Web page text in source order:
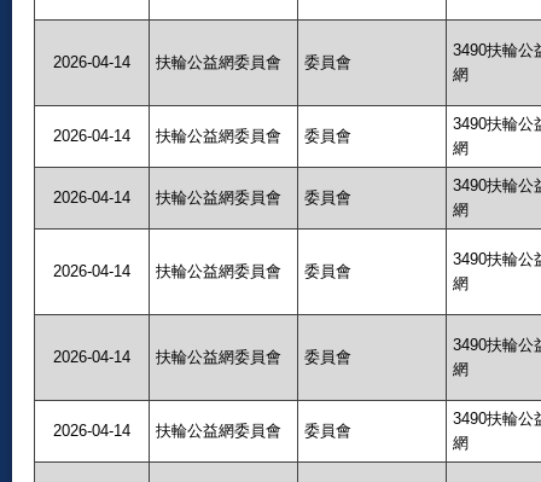
2026-04-14 扶輪公益網委員會 委員會
3490扶輪公
網
2026-04-14 扶輪公益網委員會 委員會
3490扶輪公
網
2026-04-14 扶輪公益網委員會 委員會
3490扶輪公
網
2026-04-14 扶輪公益網委員會 委員會
3490扶輪公
網
2026-04-14 扶輪公益網委員會 委員會
3490扶輪公
網
2026-04-14 扶輪公益網委員會 委員會
3490扶輪公
網